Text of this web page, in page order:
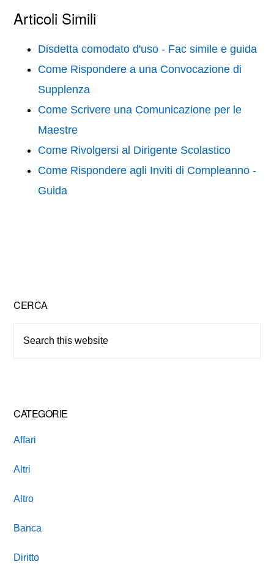
c
e
b
o
o
k
tt
er
er
e
st
vi
di
Articoli Simili
Disdetta comodato d'uso - Fac simile e guida
Come Rispondere a una Convocazione di
Supplenza
Come Scrivere una Comunicazione per le
Maestre
Come Rivolgersi al Dirigente Scolastico
Come Rispondere agli Inviti di Compleanno -
Guida
Primary
Sidebar
CERCA
CATEGORIE
Affari
Altri
Altro
Banca
Diritto